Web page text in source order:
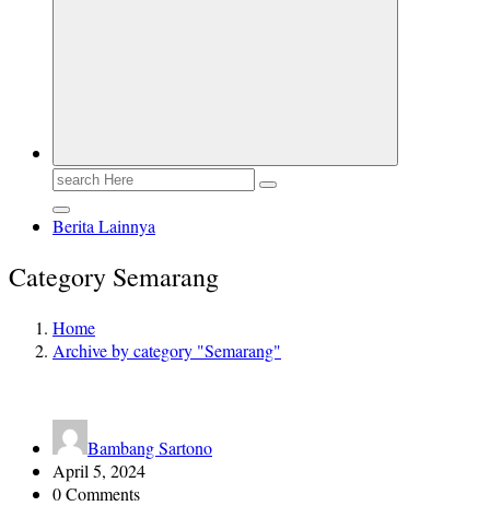
Search
Berita Lainnya
Category Semarang
Home
Archive by category "Semarang"
Bambang Sartono
April 5, 2024
0 Comments